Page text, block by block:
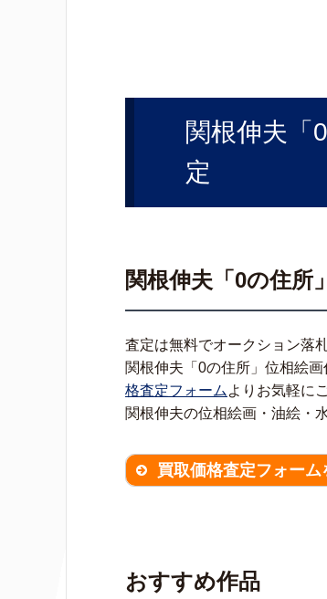
関根伸夫「
定
関根伸夫「0の住所
査定は無料でオークション落
関根伸夫「0の住所」位相絵
格査定フォーム よりお気軽に
関根伸夫の位相絵画・油絵・
買取価格査定フォーム
おすすめ作品